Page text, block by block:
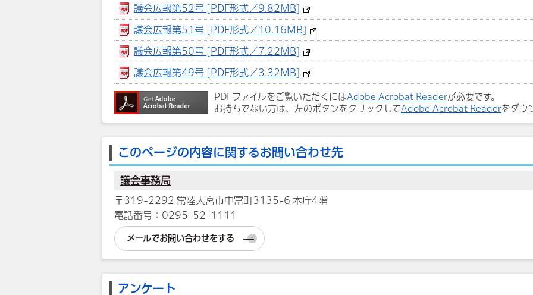
議会広報第52号 [PDF形式／9.82MB]
議会広報第51号 [PDF形式／10.16MB]
議会広報第50号 [PDF形式／7.22MB]
議会広報第49号 [PDF形式／3.32MB]
PDFファイルをご覧いただくにはAdobe Acrobat Readerが必要です。
お持ちでない方は、左のボタンをクリックしてAdobe Acrobat Readerをダウ
このページの内容に関するお問い合わせ先
議会事務局
〒319-2292 常陸大宮市中富町3135-6 本庁4階
電話番号：0295-52-1111
メールでお問い合わせをする
アンケート